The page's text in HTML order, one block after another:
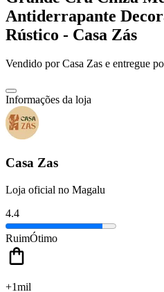
Antiderrapante
Rústico - Casa Zás
Vendido porCasa Zas e entregue
Informações da loja
Casa Zas
Loja oficial no Magalu
4.4
RuimÓtimo
+1mil